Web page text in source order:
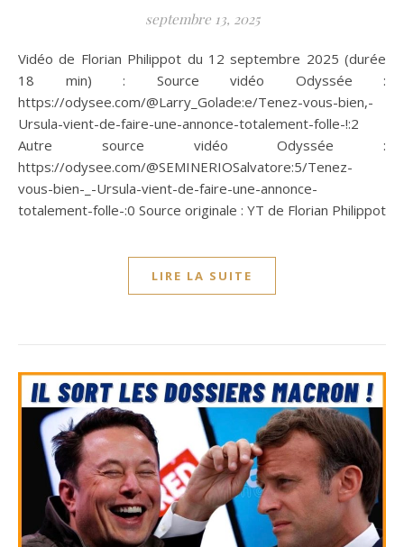
septembre 13, 2025
Vidéo de Florian Philippot du 12 septembre 2025 (durée
18 min) : Source vidéo Odyssée :
https://odysee.com/@Larry_Golade:e/Tenez-vous-bien,-
Ursula-vient-de-faire-une-annonce-totalement-folle-!:2
Autre source vidéo Odyssée :
https://odysee.com/@SEMINERIOSalvatore:5/Tenez-
vous-bien-_-Ursula-vient-de-faire-une-annonce-
totalement-folle-:0 Source originale : YT de Florian Philippot
LIRE LA SUITE